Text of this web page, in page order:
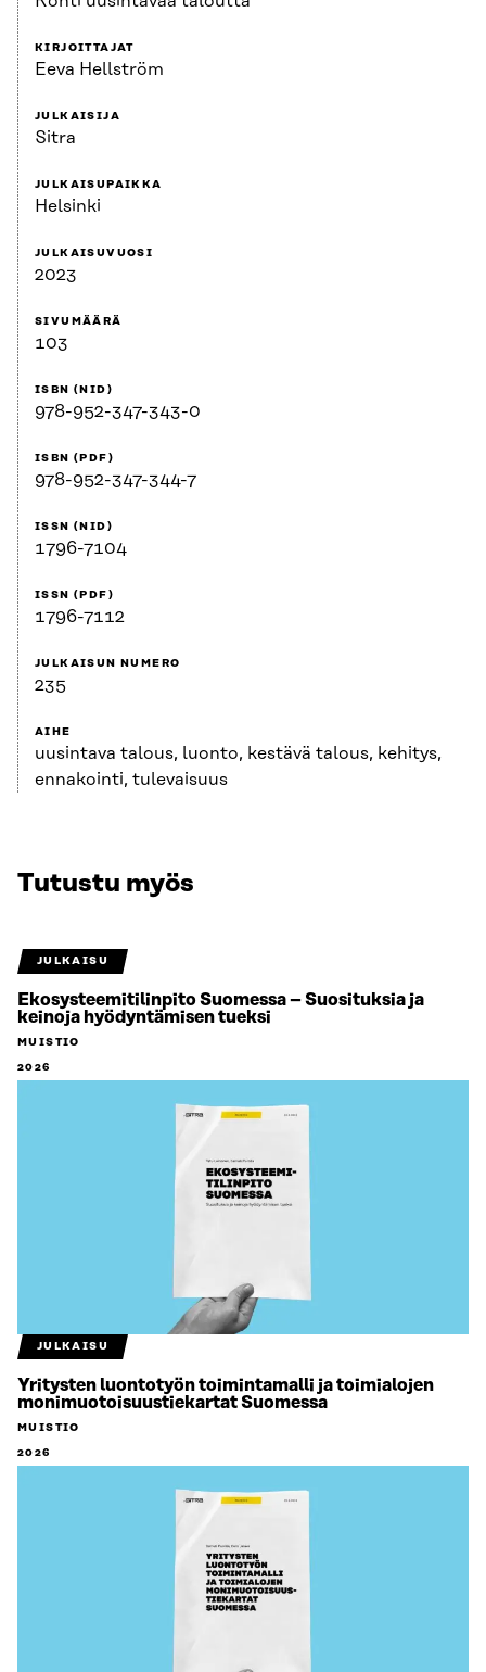
KIRJOITTAJAT
Eeva Hellström
JULKAISIJA
Sitra
JULKAISUPAIKKA
Helsinki
JULKAISUVUOSI
2023
SIVUMÄÄRÄ
103
ISBN (NID)
978-952-347-343-0
ISBN (PDF)
978-952-347-344-7
ISSN (NID)
1796-7104
ISSN (PDF)
1796-7112
JULKAISUN NUMERO
235
AIHE
uusintava talous, luonto, kestävä talous, kehitys,
ennakointi, tulevaisuus
Tutustu myös
JULKAISU
Ekosysteemitilinpito Suomessa – Suosituksia ja
keinoja hyödyntämisen tueksi
MUISTIO
2026
JULKAISU
Yritysten luontotyön toimintamalli ja toimialojen
monimuotoisuustiekartat Suomessa
MUISTIO
2026